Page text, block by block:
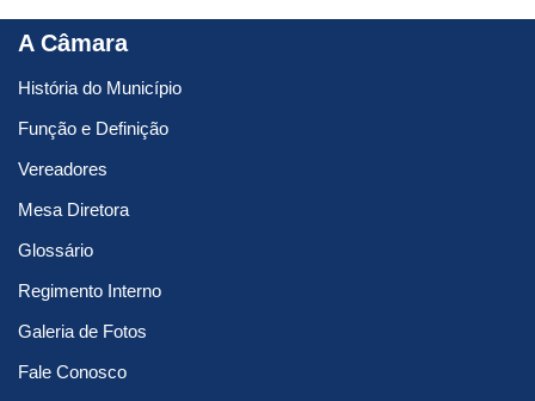
A Câmara
História do Município
Função e Definição
Vereadores
Mesa Diretora
Glossário
Regimento Interno
Galeria de Fotos
Fale Conosco